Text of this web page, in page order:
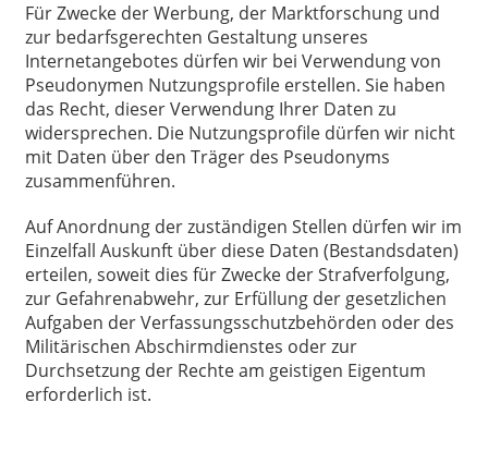
Für Zwecke der Werbung, der Marktforschung und
zur bedarfsgerechten Gestaltung unseres
Internetangebotes dürfen wir bei Verwendung von
Pseudonymen Nutzungsprofile erstellen. Sie haben
das Recht, dieser Verwendung Ihrer Daten zu
widersprechen. Die Nutzungsprofile dürfen wir nicht
mit Daten über den Träger des Pseudonyms
zusammenführen.
Auf Anordnung der zuständigen Stellen dürfen wir im
Einzelfall Auskunft über diese Daten (Bestandsdaten)
erteilen, soweit dies für Zwecke der Strafverfolgung,
zur Gefahrenabwehr, zur Erfüllung der gesetzlichen
Aufgaben der Verfassungsschutzbehörden oder des
Militärischen Abschirmdienstes oder zur
Durchsetzung der Rechte am geistigen Eigentum
erforderlich ist.